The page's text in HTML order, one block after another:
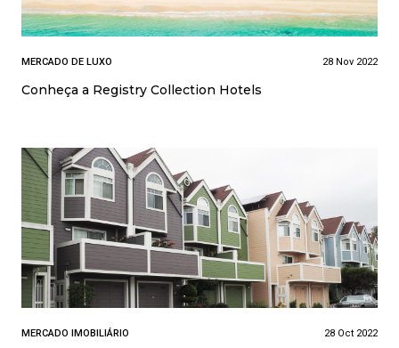
MERCADO DE LUXO 28 Nov 2022
Conheça a Registry Collection Hotels
MERCADO IMOBILIÁRIO 28 Oct 2022